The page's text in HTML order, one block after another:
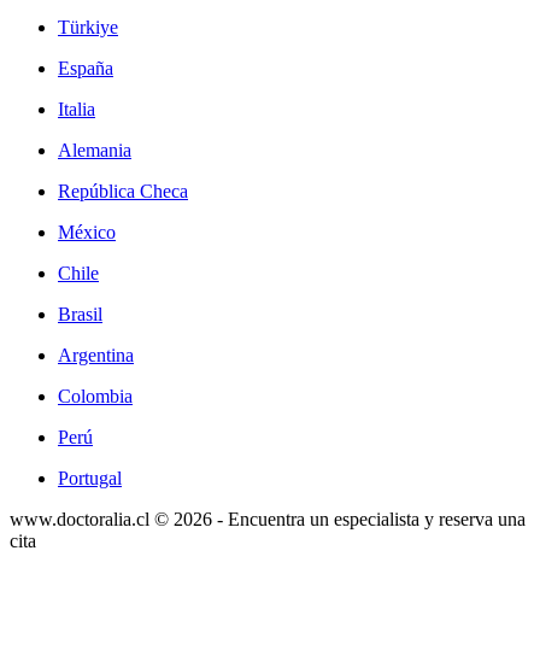
Türkiye
España
Italia
Alemania
República Checa
México
Chile
Brasil
Argentina
Colombia
Perú
Portugal
www.doctoralia.cl © 2026 - Encuentra un especialista y reserva una
cita